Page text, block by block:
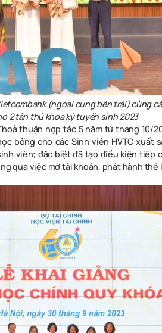
(ngoài cùng bên trái) cùng
2 tân thủ khoa kỳ tuyển sinh 2023
thuận hợp tác 5 năm từ tháng 10/
bổng cho các Sinh viên HVTC xuất
viên; đặc biệt đã tạo điều kiện tiếp
qua việc mở tài khoản, phát hành